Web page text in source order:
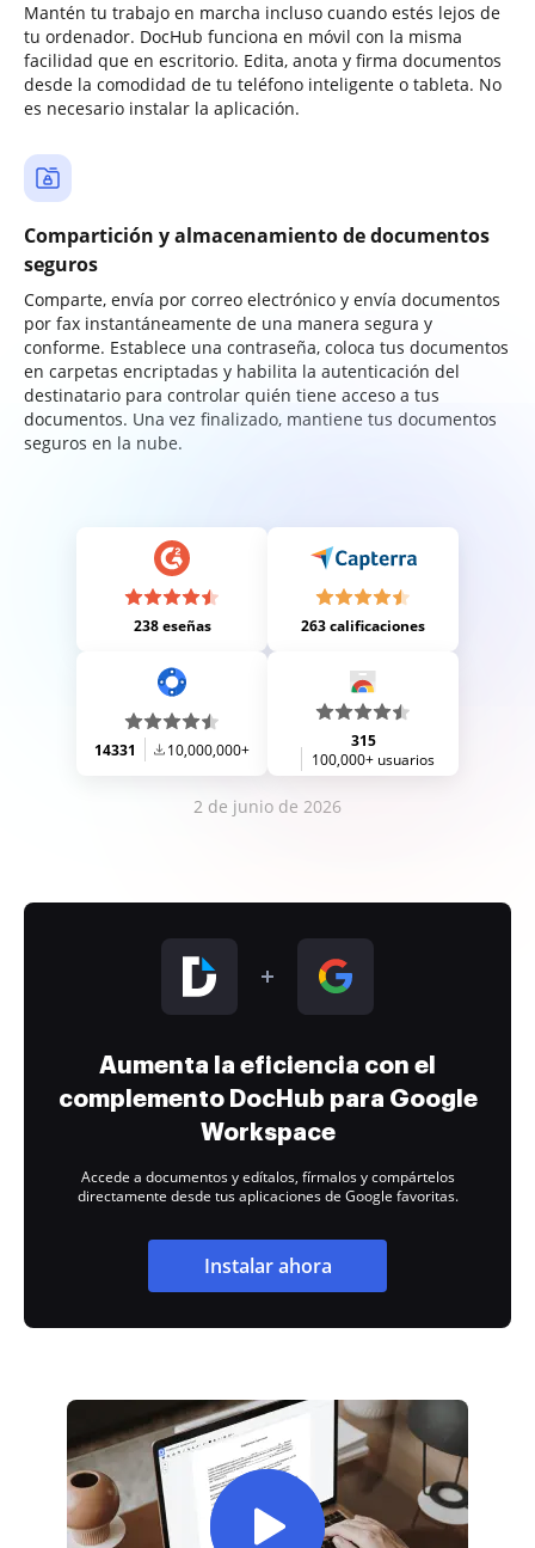
Mantén tu trabajo en marcha incluso cuando estés lejos de
tu ordenador. DocHub funciona en móvil con la misma
facilidad que en escritorio. Edita, anota y firma documentos
desde la comodidad de tu teléfono inteligente o tableta. No
es necesario instalar la aplicación.
Compartición y almacenamiento de documentos
seguros
Comparte, envía por correo electrónico y envía documentos
por fax instantáneamente de una manera segura y
conforme. Establece una contraseña, coloca tus documentos
en carpetas encriptadas y habilita la autenticación del
destinatario para controlar quién tiene acceso a tus
documentos. Una vez finalizado, mantiene tus documentos
seguros en la nube.
238 eseñas 263 calificaciones
14331 10,000,000+
315
100,000+ usuarios
2 de junio de 2026
Aumenta la eficiencia con el
complemento DocHub para Google
Workspace
Accede a documentos y edítalos, fírmalos y compártelos
directamente desde tus aplicaciones de Google favoritas.
Instalar ahora